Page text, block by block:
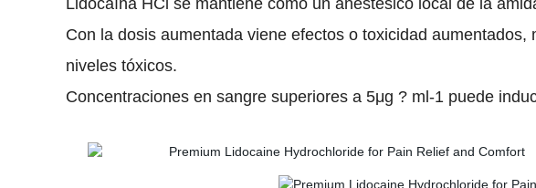
Lidocaína HCl se mantiene como un anestésico local de la
Con la dosis aumentada viene efectos o toxicidad
niveles tóxicos.
Concentraciones en sangre superiores a 5μg ? ml-1 puede